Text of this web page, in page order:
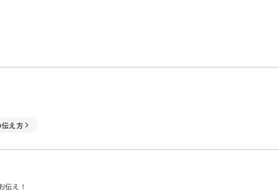
え方
伝え！